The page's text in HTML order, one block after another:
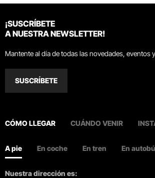
¡SUSCRÍBETE
A NUESTRA NEWSLETTER!
Mantente al día de todas las novedades, eventos
SUSCRÍBETE
CÓMO LLEGAR CUÁNDO VENIR
A pie En coche En tren En
Nuestra dirección es: